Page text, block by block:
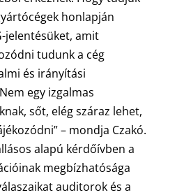
honlapján
jelentésüket, amit
tudunk a cég
és irányítási
egy izgalmas
sőt, elég száraz lehet,
– mondja Czakó.
alapú kérdőívben a
megbízhatósága
auditorok és a